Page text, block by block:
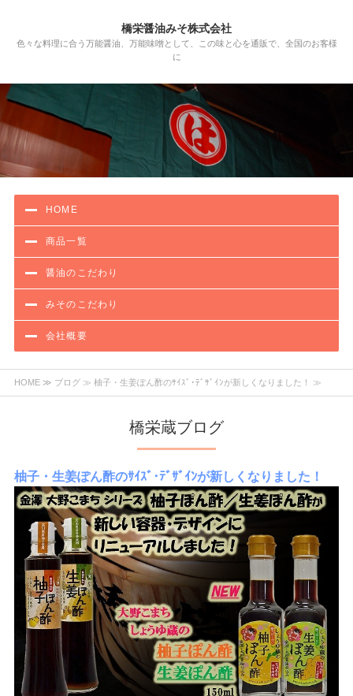
橋栄醤油みそ株式会社
色々な料理に合う万能醤油、万能味噌として、この味と心を通販で、全国のお客様
に
HOME
商品一覧
醤油のこだわり
みそのこだわり
会社概要
HOME≫ ブログ≫ 柚子・生姜ぽん酢のｻｲｽﾞ･ﾃﾞｻﾞｲﾝが新しくなりました！ ≫
橋栄蔵ブログ
柚子・生姜ぽん酢のｻｲｽﾞ･ﾃﾞｻﾞｲﾝが新しくなりました！